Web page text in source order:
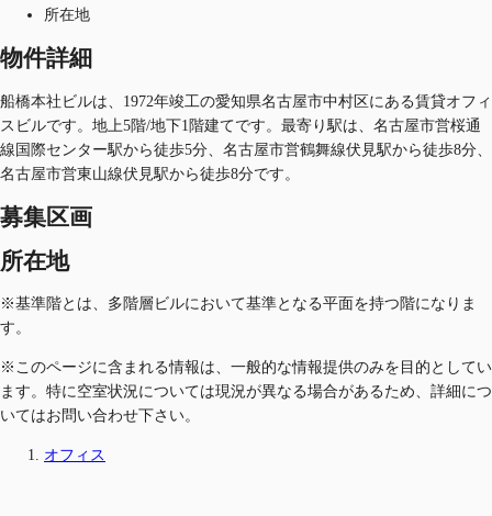
所在地
物件詳細
船橋本社ビルは、1972年竣工の愛知県名古屋市中村区にある賃貸オフィ
スビルです。地上5階/地下1階建てです。最寄り駅は、名古屋市営桜通
線国際センター駅から徒歩5分、名古屋市営鶴舞線伏見駅から徒歩8分、
名古屋市営東山線伏見駅から徒歩8分です。
募集区画
所在地
※基準階とは、多階層ビルにおいて基準となる平面を持つ階になりま
す。
※このページに含まれる情報は、一般的な情報提供のみを目的としてい
ます。特に空室状況については現況が異なる場合があるため、詳細につ
いてはお問い合わせ下さい。
オフィス